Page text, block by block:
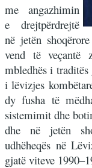
me angazhimin
e drejtpërdrejtë
në jetën
vend të veçantë
mbledhës i
i lëvizjes
dy fusha të
sistemimit dhe
dhe në jetën
udhëheqës në
gjatë viteve